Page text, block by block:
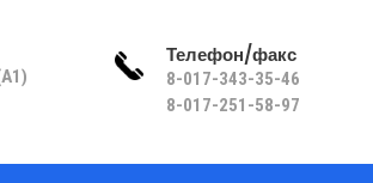
Телефон/факс
8-017-343-35-46
8-017-251-58-97